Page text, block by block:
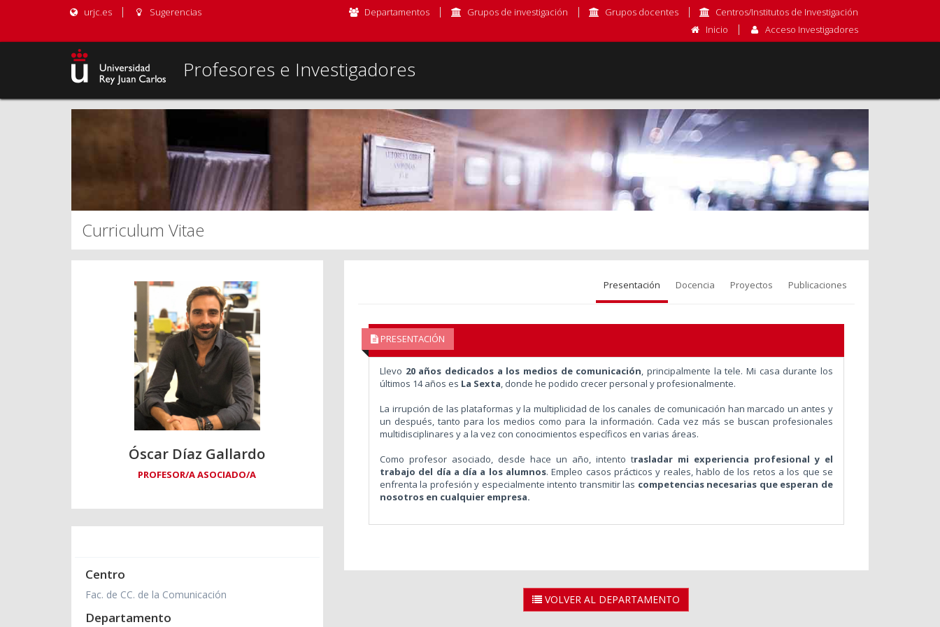
urjc.es Sugerencias Departamentos Grupos de investigación Grupos docentes
Centros/Institutos de Investigación
Inicio
Acceso Investigadores
Profesores e Investigadores
Curriculum Vitae
Óscar Díaz Gallardo
PROFESOR/A ASOCIADO/A
Centro
Fac. de CC. de la Comunicación
Departamento
Presentación Docencia Proyectos Publicaciones
PRESENTACIÓN
Llevo 20 años dedicados a los medios de comunicación , principalmente la tele. Mi casa durante los
últimos 14 años es La Sexta , donde he podido crecer personal y profesionalmente.
La irrupción de las plataformas y la multiplicidad de los canales de comunicación han marcado un antes y
un después, tanto para los medios como para la información. Cada vez más se buscan profesionales
multidisciplinares y a la vez con conocimientos específicos en varias áreas.
Como profesor asociado, desde hace un año, intento trasladar mi experiencia profesional y el
trabajo del día a día a los alumnos. Empleo casos prácticos y reales, hablo de los retos a los que se
enfrenta la profesión y especialmente intento transmitir las competencias necesarias que esperan de
nosotros en cualquier empresa.
VOLVER AL DEPARTAMENTO